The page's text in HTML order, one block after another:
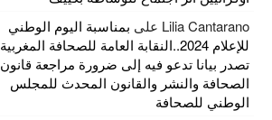
Lilia Cantarano على بمناسبة اليوم الوطني
للإعلام 2024..النقابة العامة للصحافة المغربية
تصدر بيانا تدعو فيه إلى ضرورة مراجعة قانون
الصحافة والنشر والقانون المحدث للمجلس
الوطني للصحافة